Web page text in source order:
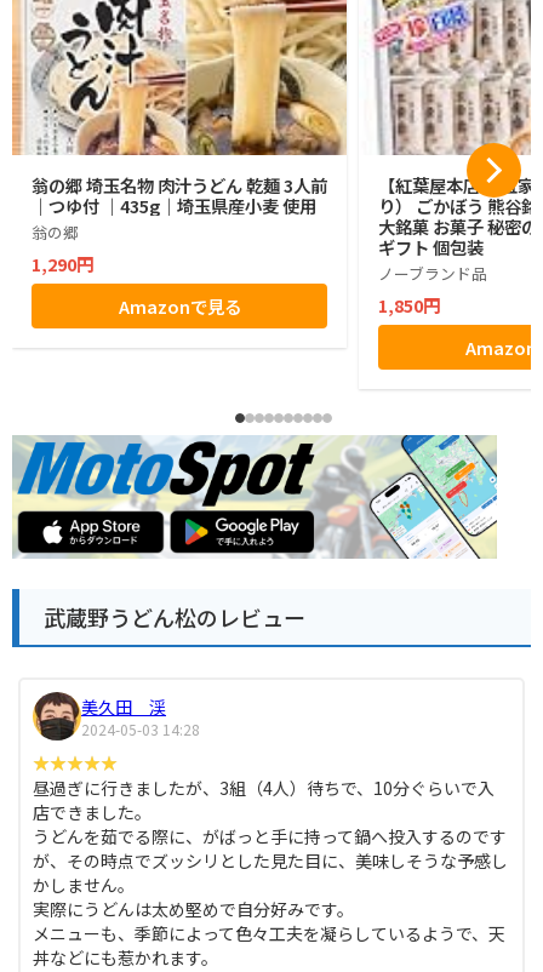
翁の郷 埼玉名物 肉汁うどん 乾麺 3人前
｜つゆ付 ｜435g｜埼玉県産小麦 使用
翁の郷
1,290円
Amazonで見る
【紅葉屋本店】 五
り） ごかぼう 熊谷
大銘菓 お菓子 秘密
ギフト 個包装
ノーブランド品
1,850円
Amazon
武蔵野うどん松のレビュー
美久田 渓
2024-05-03 14:28
昼過ぎに行きましたが、3組（4人）待ちで、10分ぐらいで入
店できました。
うどんを茹でる際に、がばっと手に持って鍋へ投入するのです
が、その時点でズッシリとした見た目に、美味しそうな予感し
かしません。
実際にうどんは太め堅めで自分好みです。
メニューも、季節によって色々工夫を凝らしているようで、天
丼などにも惹かれます。